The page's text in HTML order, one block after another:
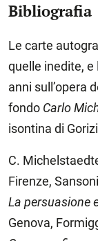
educazione
superficiale.
diletto, non
bozzetti e le
meditò di
l’Università di
anno aFirenze
iscrisse al
ebbe come
quale avrebbe
conclusione del
ricchissimo
l’immagine di
anche
amori interrotti,
Bibliografia
Le carte
quelle inedite,
anni sull’opera
fondo Carlo
isontina di
C.
Firenze,
La persuasione
Genova,